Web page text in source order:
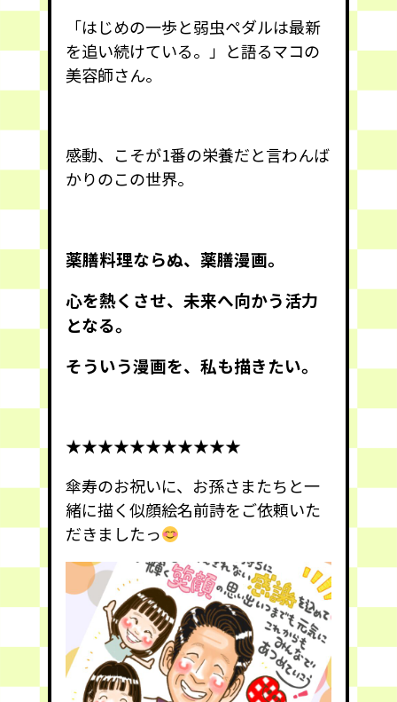
「はじめの一歩と弱虫ペダルは最新
を追い続けている。」と語るマコの
美容師さん。
感動、こそが1番の栄養だと言わんば
かりのこの世界。
薬膳料理ならぬ、薬膳漫画。
心を熱くさせ、未来へ向かう活力
となる。
そういう漫画を、私も描きたい。
★★★★★★★★★★★
傘寿のお祝いに、お孫さまたちと一
緒に描く似顔絵名前詩をご依頼いた
だきましたっ